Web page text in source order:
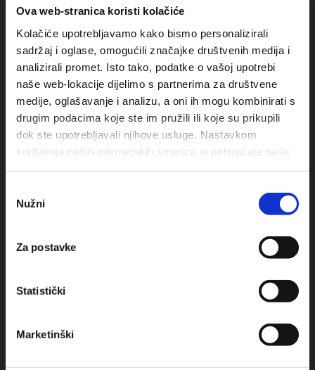
Ova web-stranica koristi kolačiće
Kolačiće upotrebljavamo kako bismo personalizirali
sadržaj i oglase, omogućili značajke društvenih medija i
analizirali promet. Isto tako, podatke o vašoj upotrebi
naše web-lokacije dijelimo s partnerima za društvene
medije, oglašavanje i analizu, a oni ih mogu kombinirati s
drugim podacima koje ste im pružili ili koje su prikupili
dok ste upotrebljavali njihove usluge. Nastavkom
korištenja naših internetskih stranica vi prihvaćate našu
pristanka
Nužni
Za postavke
Statistički
Marketinški
Obala sv. Nikole 31, Baška Voda
+385(0)21 620713
info@baskavoda.hr